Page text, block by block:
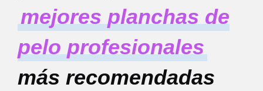
mejores planchas de
pelo profesionales
más recomendadas